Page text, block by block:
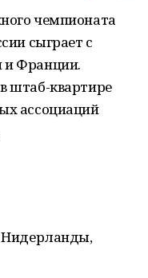
чемпионата
сыграет с
Франции.
штаб-квартире
ассоциаций
Нидерланды,